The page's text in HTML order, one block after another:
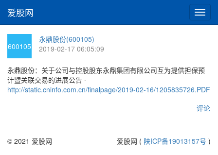
切
换
爱股网
600105
永鼎股份(600105)
2019-02-17 06:05:09
永鼎股份：关于公司与控股股东永鼎集团有限公司互为提供担保预
计暨关联交易的进展公告 -
http://static.cninfo.com.cn/finalpage/2019-02-16/1205835726.PDF
评论
© 2021 爱股网 爱股网 ( 陕ICP备19013157号 )